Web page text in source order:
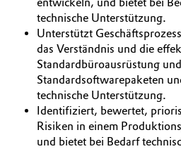
technische Unterstützung.
Unterstützt
das Verständnis und die
Standardbüroausrüstung und
Standardsoftwarepaketen
technische Unterstützung.
Identifiziert, bewertet,
Risiken in einem
und bietet bei Bedarf